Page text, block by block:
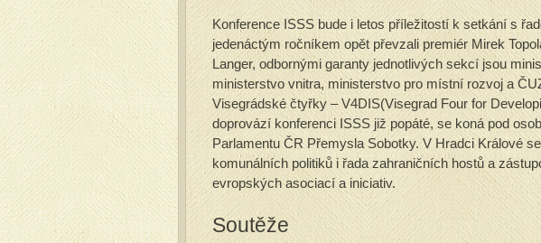
Konference ISSS bude i letos příležitostí k setkání s
jedenáctým ročníkem opět převzali premiér Mirek
Langer, odbornými garanty jednotlivých sekcí jsou
ministerstvo vnitra, ministerstvo pro místní rozvoj a
Visegrádské čtyřky – V4DIS(Visegrad Four for
doprovází konferenci ISSS již popáté, se koná pod
Parlamentu ČR Přemysla Sobotky. V Hradci Králové
komunálních politiků i řada zahraničních hostů a
evropských asociací a iniciativ.
Soutěže